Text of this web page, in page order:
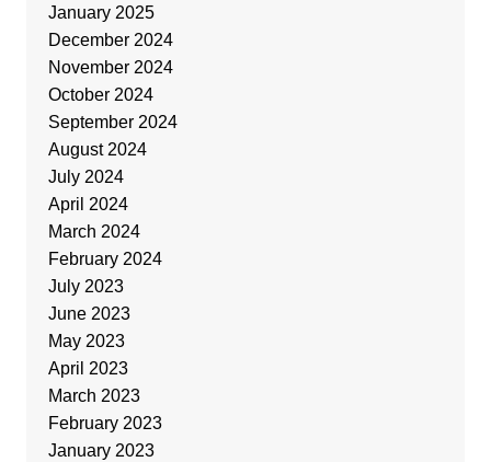
January 2025
December 2024
November 2024
October 2024
September 2024
August 2024
July 2024
April 2024
March 2024
February 2024
July 2023
June 2023
May 2023
April 2023
March 2023
February 2023
January 2023